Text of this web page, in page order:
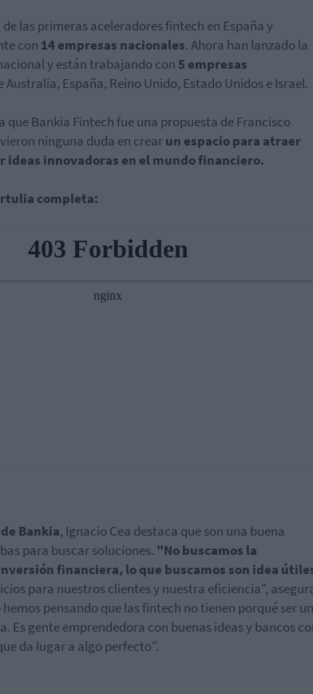
de las primeras aceleradores fintech en España y
con 14 empresas nacionales. Ahora han lanzado la
y están trabajando con 5 empresas
Australia, España, Reino Unido, Estado Unidos e Israel.
que Bankia Fintech fue una propuesta de Francisco
ninguna duda en crearun espacio para atraer
innovadoras en el mundo financiero.
completa:
Bankia, Ignacio Cea destaca que son una buena
para buscar soluciones. "No buscamos la
financiera, lo que buscamos son idea
para nuestros clientes y nuestra eficiencia",
pensando que las fintech no tienen porqué ser un
Es gente emprendedora con buenas ideas y bancos
da lugar a algo perfecto".